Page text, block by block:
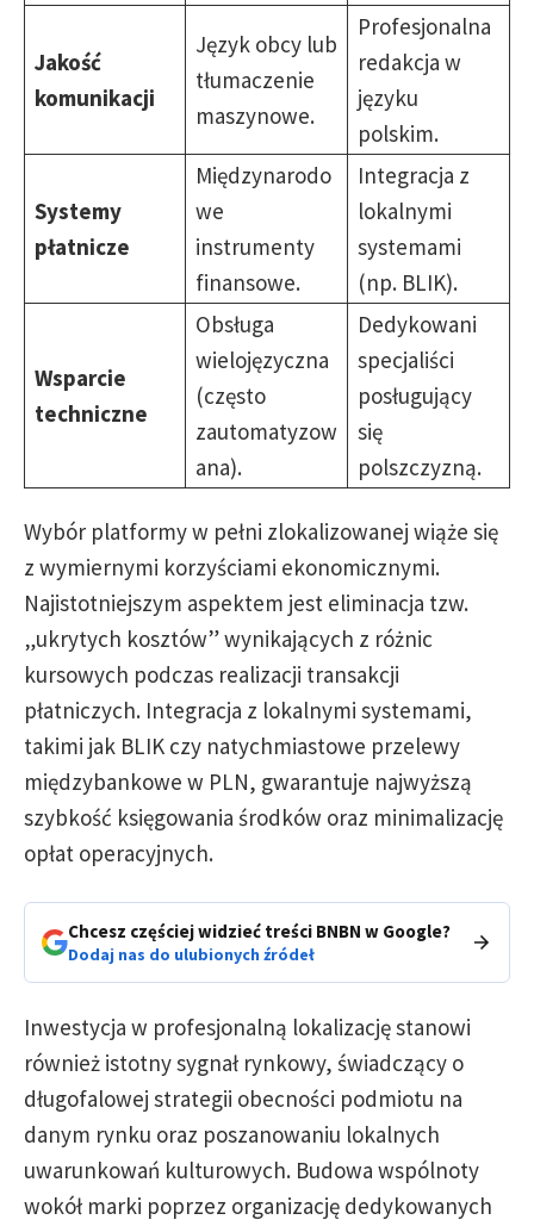
Jakość
komunikacji
Język obcy lub
tłumaczenie
maszynowe.
Profesjonalna
redakcja w
języku
polskim.
Systemy
płatnicze
Międzynarodo
we
instrumenty
finansowe.
Integracja z
lokalnymi
systemami
(np. BLIK).
Wsparcie
techniczne
Obsługa
wielojęzyczna
(często
zautomatyzow
ana).
Dedykowani
specjaliści
posługujący
się
polszczyzną.
Wybór platformy w pełni zlokalizowanej wiąże się
z wymiernymi korzyściami ekonomicznymi.
Najistotniejszym aspektem jest eliminacja tzw.
„ukrytych kosztów” wynikających z różnic
kursowych podczas realizacji transakcji
płatniczych. Integracja z lokalnymi systemami,
takimi jak BLIK czy natychmiastowe przelewy
międzybankowe w PLN, gwarantuje najwyższą
szybkość księgowania środków oraz minimalizację
opłat operacyjnych.
Chcesz częściej widzieć treści BNBN w Google?
Dodaj nas do ulubionych źródeł
Inwestycja w profesjonalną lokalizację stanowi
również istotny sygnał rynkowy, świadczący o
długofalowej strategii obecności podmiotu na
danym rynku oraz poszanowaniu lokalnych
uwarunkowań kulturowych. Budowa wspólnoty
wokół marki poprzez organizację dedykowanych